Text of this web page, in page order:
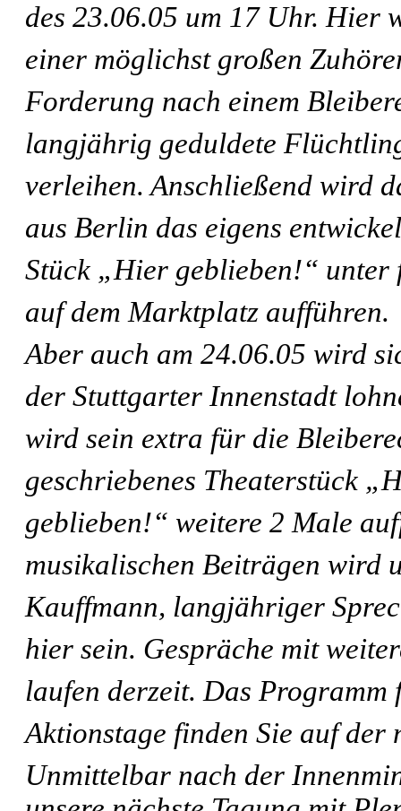
des 23.06.05 um 17 Uhr. Hier
einer möglichst großen
Forderung nach einem
langjährig geduldete
verleihen. Anschließend wird
aus Berlin das eigens
Stück „Hier geblieben!“ unter
auf dem Marktplatz aufführen.
Aber auch am 24.06.05 wird
der Stuttgarter Innenstadt
wird sein extra für die
geschriebenes Theaterstück
geblieben!“ weitere 2 Male
musikalischen Beiträgen wird
Kauffmann, langjähriger
hier sein. Gespräche mit
laufen derzeit. Das Programm
Aktionstage finden Sie auf der
Unmittelbar nach der